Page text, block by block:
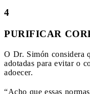
4
PURIFICAR
O Dr. Simón considera
adotadas para evitar o
adoecer.
“Acho que essas